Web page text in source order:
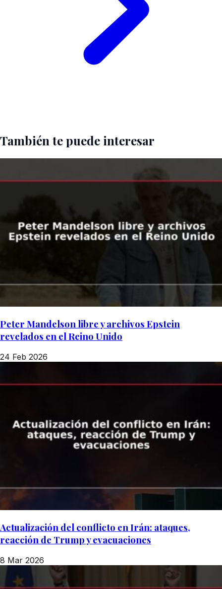
También te puede interesar
Peter Mandelson libre y archivos Epstein
revelados en el Reino Unido
24 Feb 2026
Actualización del conflicto en Irán: ataques,
reacción de Trump y evacuaciones
8 Mar 2026